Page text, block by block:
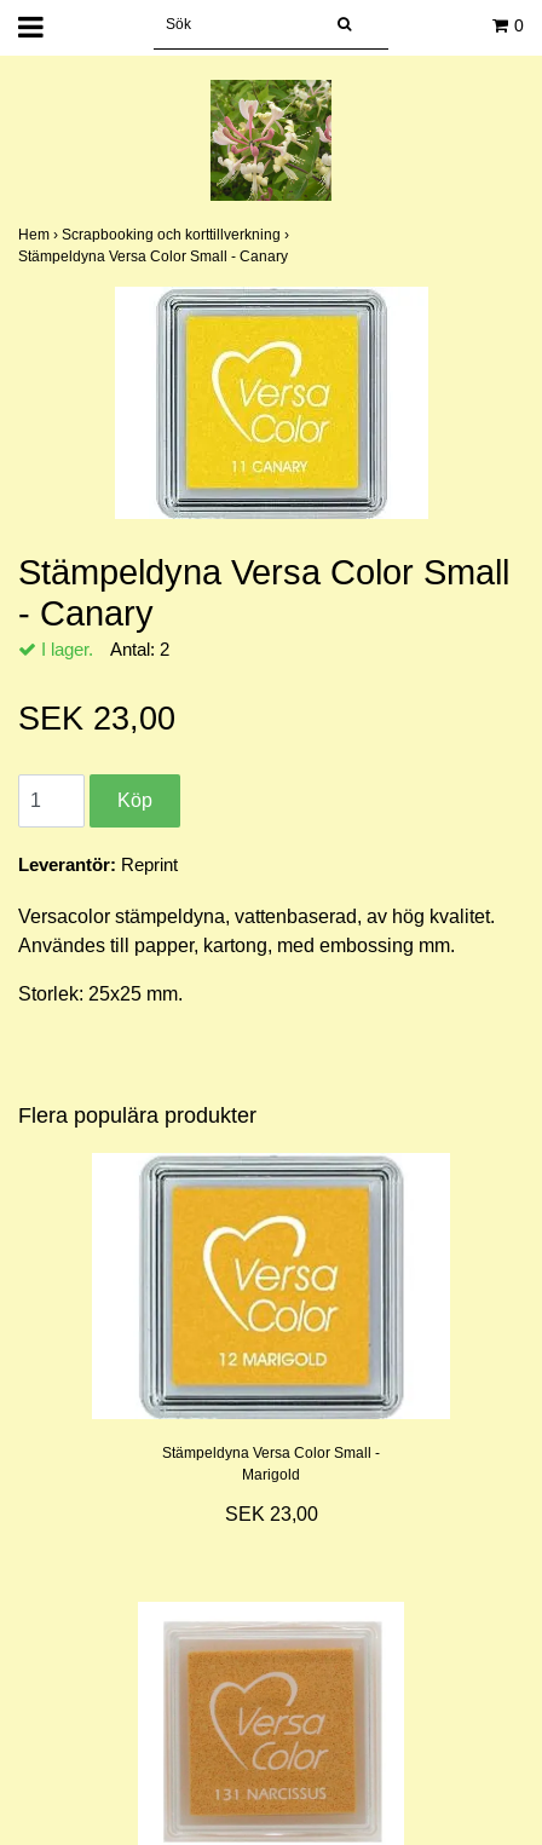
0
Hem › Scrapbooking och korttillverkning ›
Stämpeldyna Versa Color Small - Canary
Stämpeldyna Versa Color Small
- Canary
I lager. Antal: 2
SEK 23,00
Leverantör: Reprint
Versacolor stämpeldyna, vattenbaserad, av hög kvalitet.
Användes till papper, kartong, med embossing mm.
Storlek: 25x25 mm.
Flera populära produkter
Stämpeldyna Versa Color Small -
Marigold
SEK 23,00